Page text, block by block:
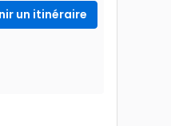
un itinéraire